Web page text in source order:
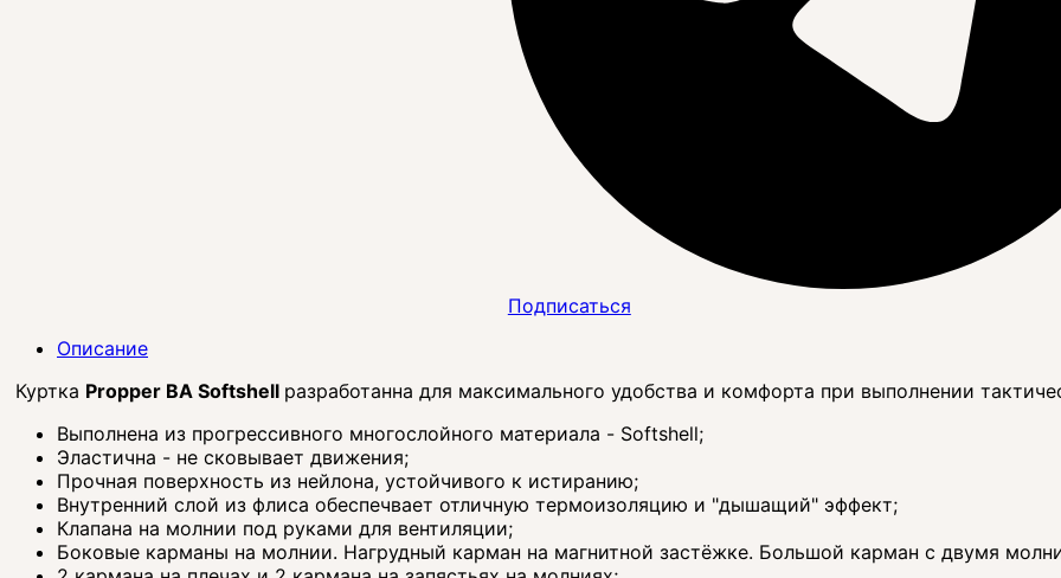
Подписаться
Описание
Куртка Propper BA Softshell разработанна для максимального удобства и комфорта при выполнении
Выполнена из прогреcсивного многослойного материала - Softshell;
Эластична - не сковывает движения;
Прочная поверхность из нейлона, устойчивого к истиранию;
Внутренний слой из флиса обеспечвает отличную термоизоляцию и "дышащий" эффект;
Клапана на молнии под руками для вентиляции;
Боковые карманы на молнии. Нагрудный карман на магнитной застёжке. Большой карман с двумя